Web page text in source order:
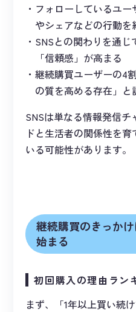
フォローしているユー
やシェアなどの行動を
SNSとの関わりを通じ
「信頼感」が高まる
継続購買ユーザーの4
の質を高める存在」と
SNSは単なる情報発信
ドと生活者の関係性を
いる可能性があります。
継続購買のきっか
始まる
初回購入の理由ラン
まず、「1年以上買い続